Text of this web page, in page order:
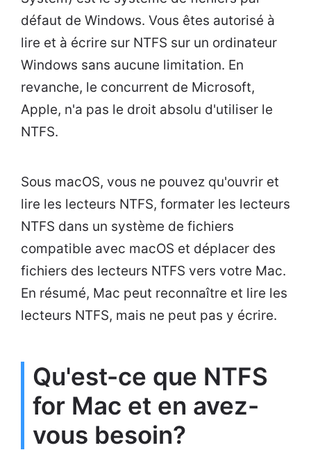
défaut de Windows. Vous êtes autorisé à
lire et à écrire sur NTFS sur un ordinateur
Windows sans aucune limitation. En
revanche, le concurrent de Microsoft,
Apple, n'a pas le droit absolu d'utiliser le
NTFS.
Sous macOS, vous ne pouvez qu'ouvrir et
lire les lecteurs NTFS, formater les lecteurs
NTFS dans un système de fichiers
compatible avec macOS et déplacer des
fichiers des lecteurs NTFS vers votre Mac.
En résumé, Mac peut reconnaître et lire les
lecteurs NTFS, mais ne peut pas y écrire.
Qu'est-ce que NTFS
for Mac et en avez-
vous besoin?